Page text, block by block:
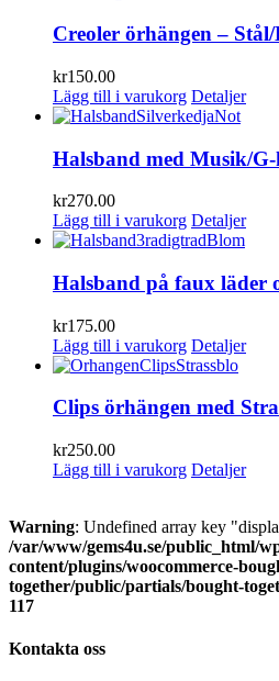
Creoler örhängen –
kr150.00
Lägg till i varukorg Detaljer
Halsband med Musik/
kr270.00
Lägg till i varukorg Detaljer
Halsband på faux läder
kr175.00
Lägg till i varukorg Detaljer
Clips örhängen med
kr250.00
Lägg till i varukorg Detaljer
Warning: Undefined array key
/var/www/gems4u.se/public_html/
content/plugins/woocommerce-
together/public/partials/bought-
117
Kontakta oss